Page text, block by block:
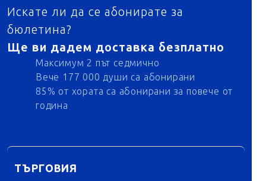
Искате ли да се абонирате за
бюлетина?
Ще ви дадем доставка безплатно
Максимум 2 път седмично
Вече 177 000 души са абонирани
85% от хората са абонирани за повече от
година
ТЪРГОВИЯ